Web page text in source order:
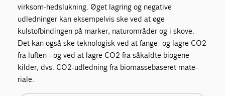
virksom-hedslukning. Øget lagring og negative
udledninger kan eksempelvis ske ved at øge
kulstofbindingen på marker, naturområder og i skove.
Det kan også ske teknologisk ved at fange- og lagre CO2
fra luften - og ved at lagre CO2 fra såkaldte biogene
kilder, dvs. CO2-udledning fra biomassebaseret mate-
riale.